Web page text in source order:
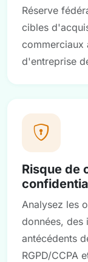
Réserve
cibles
commerciaux
d'entreprise
Risque de
Analysez les
données, des
antécédents
RGPD/CCPA